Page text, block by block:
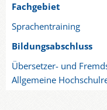
Fachgebiet
Sprachentraining
Bildungsabschluss
Übersetzer- und
Allgemeine